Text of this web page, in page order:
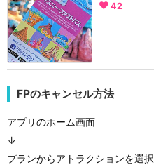
42
FPのキャンセル方法
アプリのホーム画面
↓
プランからアトラクションを選択